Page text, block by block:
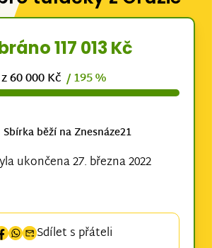
117 013 Kč
z 60 000 Kč / 195 %
Sbírka běží na Znesnáze21
ukončena 27. března 2022
Sdílet s přáteli